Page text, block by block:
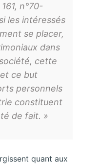
n°70-
les intéressés
se placer,
dans
cette
ce but
personnels
constituent
de fait. »
quant aux